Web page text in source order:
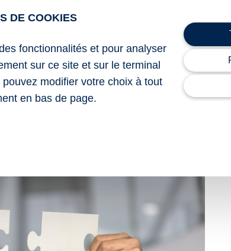
les juges : quelle que soit l’intention des
seul le fait de commettre une faute de
et donc d’engager la responsabilité personnelle
DE COOKIES
fonctionnalités et pour analyser
sur ce site et sur le terminal
modifier votre choix à tout
en bas de page.